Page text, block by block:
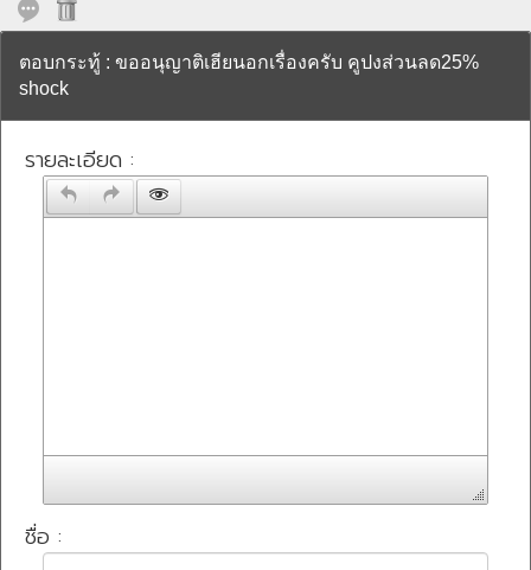
ตอบกระทู้ : ขออนุญาติเฮียนอกเรื่องครับ คูปงส่วนลด25%
shock
รายละเอียด :
ชื่อ :